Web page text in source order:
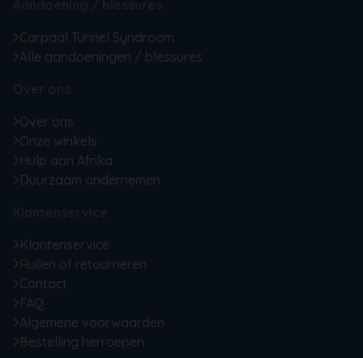
Carpaal Tunnel Syndroom
Alle aandoeningen / blessures
Over ons
Onze winkels
Hulp aan Afrika
Duurzaam ondernemen
Klantenservice
Ruilen of retourneren
Contact
FAQ
Algemene voorwaarden
Bestelling herroepen